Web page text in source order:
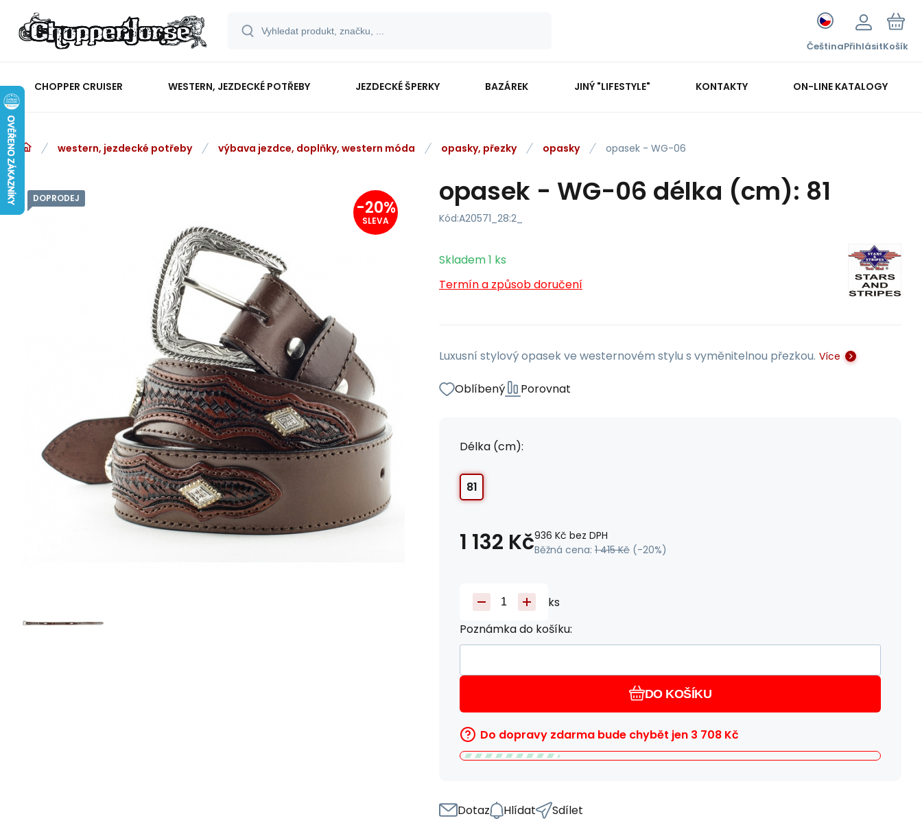
ČeštinaPřihlásitKošík
CHOPPER CRUISER WESTERN, JEZDECKÉ POTŘEBY JEZDECKÉ ŠPERKY BAZÁREK JINÝ "LIFESTYLE" KONTAKTY ON-LINE KATALOGY
western, jezdecké potřeby výbava jezdce, doplňky, western móda opasky, přezky opasky opasek - WG-06
DOPRODEJ -20%
SLEVA
opasek - WG-06 délka (cm): 81
Kód:A20571_28:2_
Skladem1 ks
Termín a způsob doručení
Luxusní stylový opasek ve westernovém stylu s vyměnitelnou přezkou. Více
Oblíbený Porovnat
Délka (cm):
81
1 132 Kč936 Kč bez DPH
Běžná cena: 1 415 Kč (-20%)
ks
Poznámka do košíku:
DO KOŠÍKU
Do dopravy zdarma bude chybět jen 3 708 Kč
Dotaz Hlídat Sdílet